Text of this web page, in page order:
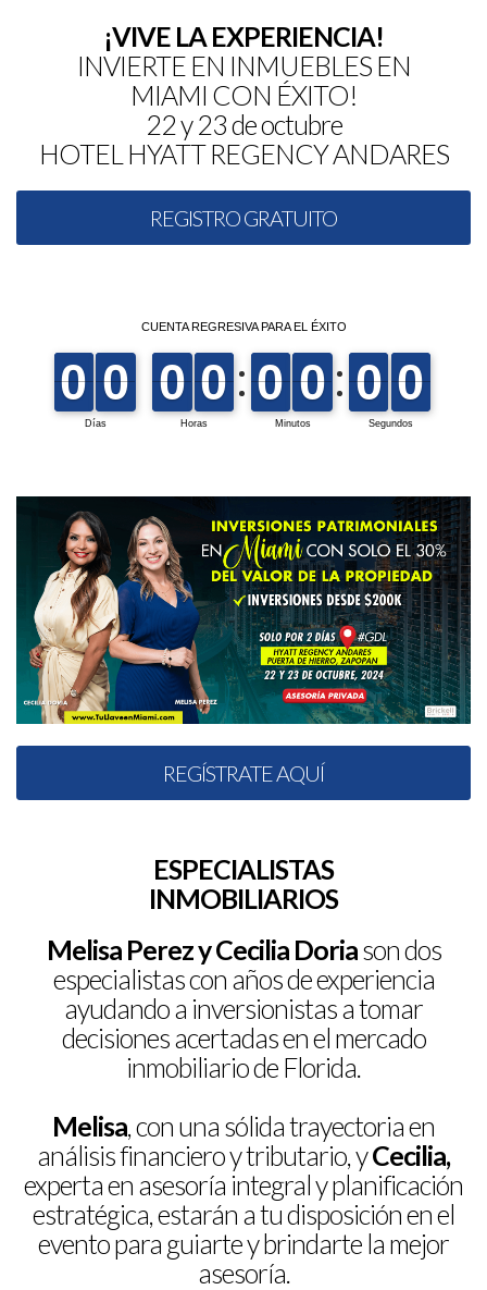
¡VIVE LA EXPERIENCIA!
INVIERTE EN INMUEBLES EN
MIAMI CON ÉXITO!
22 y 23 de octubre
HOTEL HYATT REGENCY ANDARES
REGISTRO GRATUITO
REGÍSTRATE AQUÍ
ESPECIALISTAS
INMOBILIARIOS
Melisa Perez y Cecilia Doriason dos
especialistas con años de experiencia
ayudando a inversionistas a tomar
decisiones acertadas en el mercado
inmobiliario de Florida.
Melisa, con una sólida trayectoria en
análisis financiero y tributario, yCecilia,
experta en asesoría integral y planificación
estratégica, estarán a tu disposición en el
evento para guiarte y brindarte la mejor
asesoría.